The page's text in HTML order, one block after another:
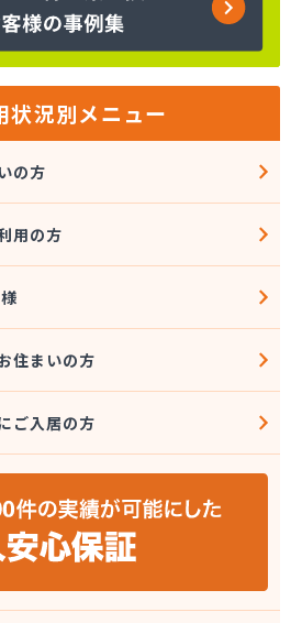
営業所
業所
所
茨城営業所
鹿嶋事業所
業所
営業所
営業所
がうら営業所
状況別メニュー
の方
用の方
住まいの方
ご入居の方